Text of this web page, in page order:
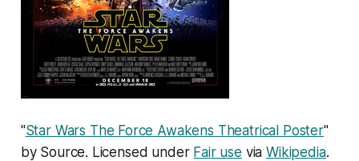
"Star Wars The Force Awakens Theatrical Poster"
by Source. Licensed under Fair use viaWikipedia.